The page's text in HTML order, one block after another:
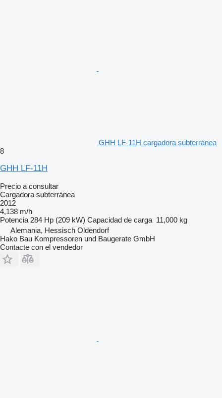
GHH LF-11H cargadora subterránea
8
GHH LF-11H
Precio a consultar
Cargadora subterránea
2012
4,138 m/h
Potencia 284 Hp (209 kW) Capacidad de carga 11,000 kg
Alemania, Hessisch Oldendorf
Hako Bau Kompressoren und Baugerate GmbH
Contacte con el vendedor